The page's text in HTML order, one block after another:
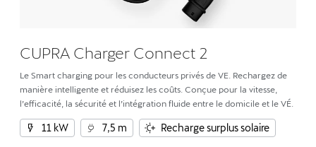
CUPRA Charger Connect 2
Le Smart charging pour les conducteurs privés de VE. Rechargez de
manière intelligente et réduisez les coûts. Conçue pour la vitesse,
l’efficacité, la sécurité et l’intégration fluide entre le domicile et le VÉ.
11 kW 7,5 m Recharge surplus solaire